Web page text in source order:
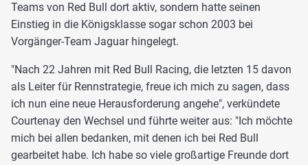
Teams von Red Bull dort aktiv, sondern hatte seinen
Einstieg in die Königsklasse sogar schon 2003 bei
Vorgänger-Team Jaguar hingelegt.
"Nach 22 Jahren mit Red Bull Racing, die letzten 15 davon
als Leiter für Rennstrategie, freue ich mich zu sagen, dass
ich nun eine neue Herausforderung angehe", verkündete
Courtenay den Wechsel und führte weiter aus: "Ich möchte
mich bei allen bedanken, mit denen ich bei Red Bull
gearbeitet habe. Ich habe so viele großartige Freunde dort